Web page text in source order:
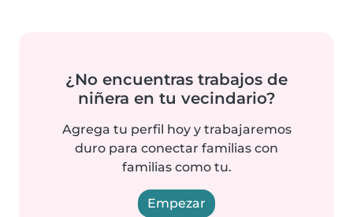
¿No encuentras trabajos de
niñera en tu vecindario?
Agrega tu perfil hoy y trabajaremos
duro para conectar familias con
familias como tu.
Empezar